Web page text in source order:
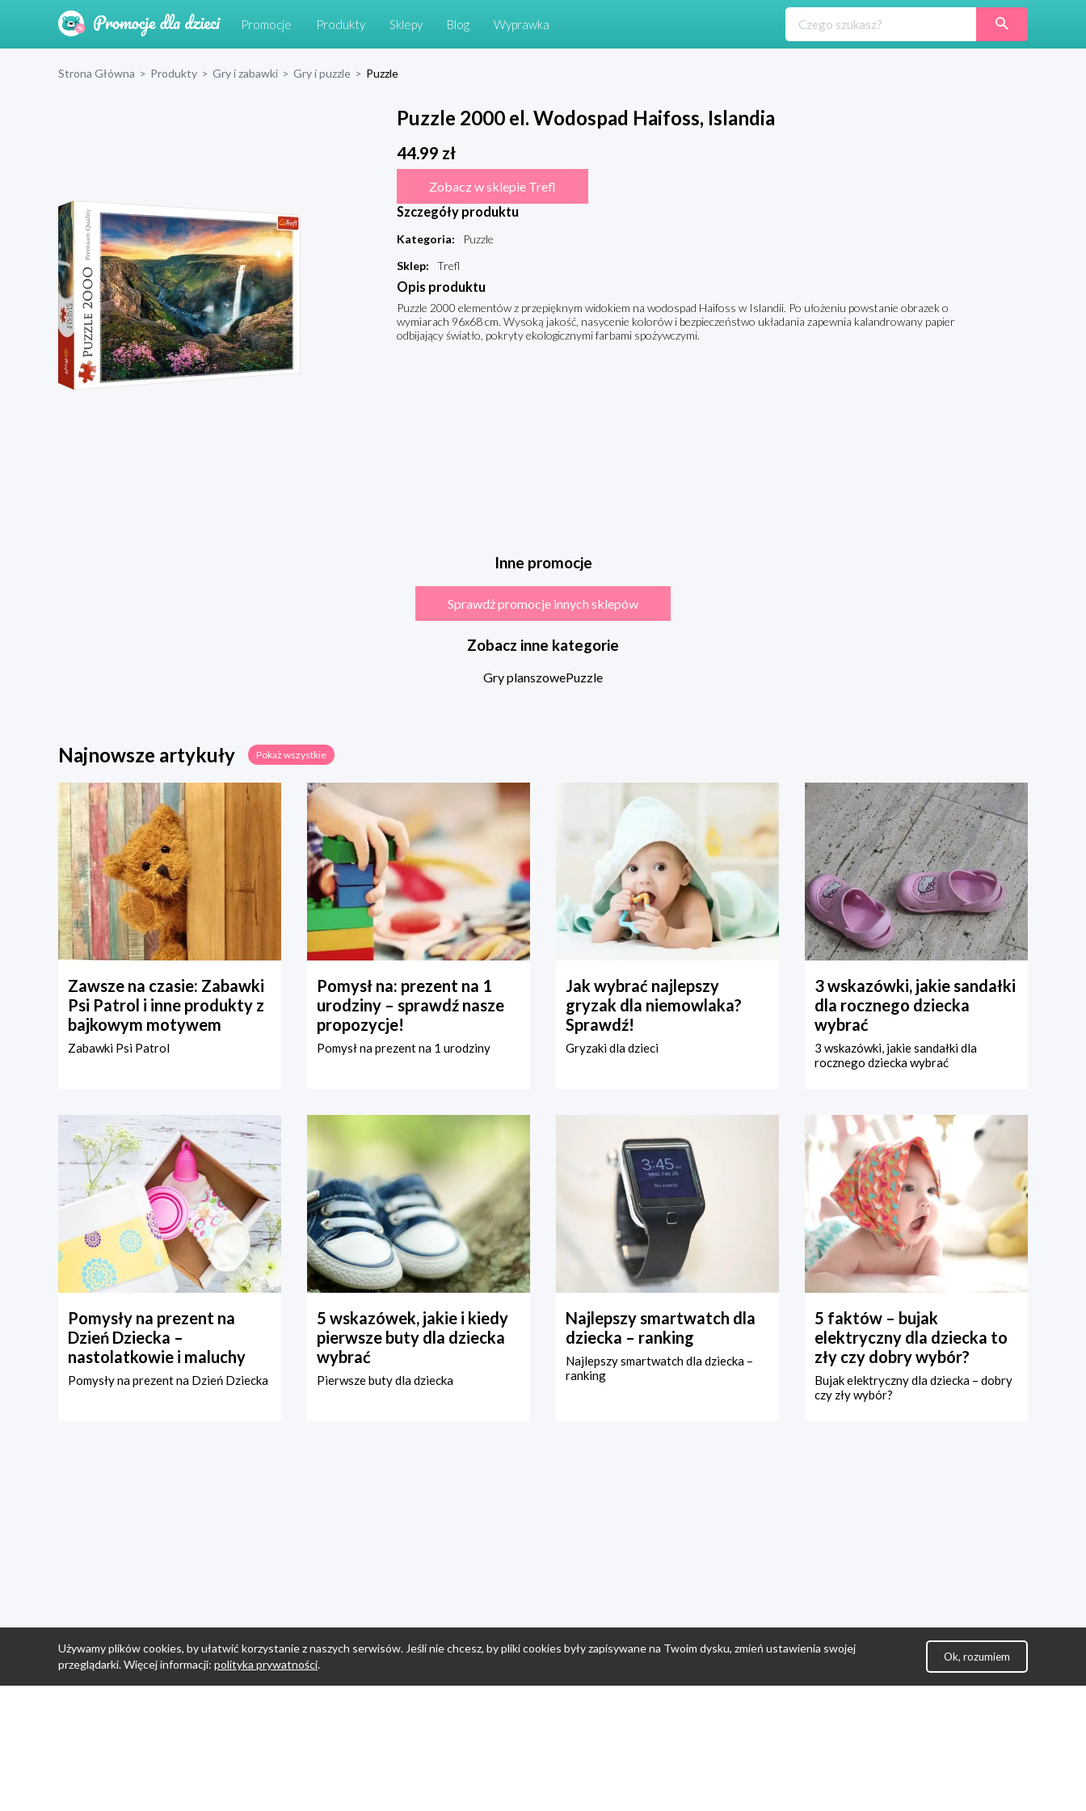
Promocje Produkty Sklepy Blog Wyprawka
Strona Główna > Produkty > Gry i zabawki > Gry i puzzle > Puzzle
Puzzle 2000 el. Wodospad Haifoss, Islandia
44.99 zł
Zobacz w sklepie Trefl
Szczegóły produktu
Kategoria:
Puzzle
Sklep: Trefl
Opis produktu
Puzzle 2000 elementów z przepięknym widokiem na wodospad Haifoss w Islandii. Po ułożeniu powstanie obrazek o
wymiarach 96x68 cm. Wysoką jakość, nasycenie kolorów i bezpieczeństwo układania zapewnia kalandrowany papier
odbijający światło, pokryty ekologicznymi farbami spożywczymi.
Inne promocje
Sprawdź promocje innych sklepów
Zobacz inne kategorie
Gry planszowePuzzle
Najnowsze artykuły Pokaż wszystkie
Zawsze na czasie: Zabawki
Psi Patrol i inne produkty z
bajkowym motywem
Zabawki Psi Patrol
Pomysł na: prezent na 1
urodziny – sprawdź nasze
propozycje!
Pomysł na prezent na 1 urodziny
Jak wybrać najlepszy
gryzak dla niemowlaka?
Sprawdź!
Gryzaki dla dzieci
3 wskazówki, jakie sandałki
dla rocznego dziecka
wybrać
3 wskazówki, jakie sandałki dla
rocznego dziecka wybrać
Pomysły na prezent na
Dzień Dziecka –
nastolatkowie i maluchy
Pomysły na prezent na Dzień Dziecka
5 wskazówek, jakie i kiedy
pierwsze buty dla dziecka
wybrać
Pierwsze buty dla dziecka
Najlepszy smartwatch dla
dziecka – ranking
Najlepszy smartwatch dla dziecka –
ranking
5 faktów – bujak
elektryczny dla dziecka to
zły czy dobry wybór?
Bujak elektryczny dla dziecka – dobry
czy zły wybór?
Używamy plików cookies, by ułatwić korzystanie z naszych serwisów. Jeśli nie chcesz, by pliki cookies były zapisywane na Twoim dysku, zmień ustawienia swojej
przeglądarki. Więcej informacji: polityka prywatności.
Ok, rozumiem